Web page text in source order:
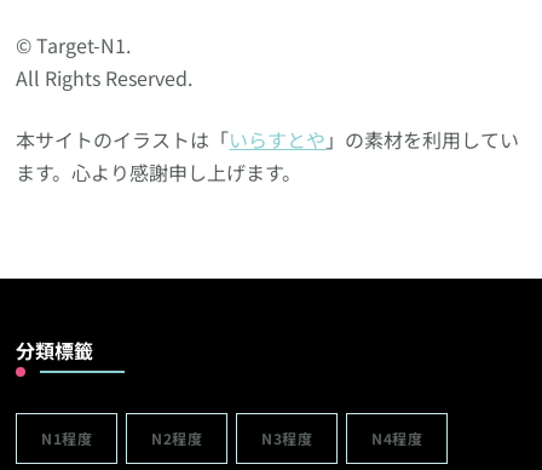
© Target-N1.
All Rights Reserved.
本サイトのイラストは「いらすとや 」の素材を利用してい
ます。心より感謝申し上げます。
分類標籤
N1程度 N2程度 N3程度 N4程度